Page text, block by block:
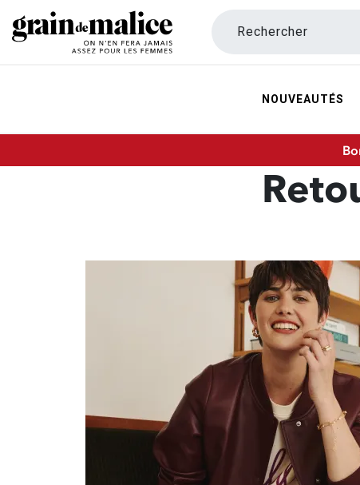
Rechercher
NOUVEAUTÉS